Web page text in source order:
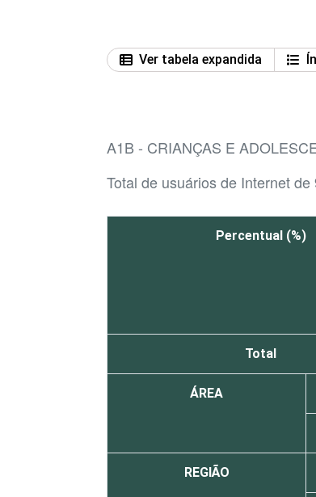
Ver tabela expandida
A1B - CRIANÇAS E
Total de usuários de Internet de
Percentual (%)
Total
ÁREA
REGIÃO